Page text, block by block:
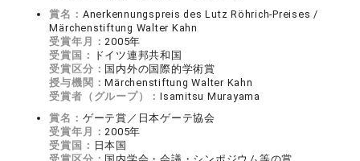
賞名： Anerkennungspreis des Lutz Röhrich-Preises /
Märchenstiftung Walter Kahn
受賞年月：2005年
受賞国：
ドイツ連邦共和国
受賞区分： 国内外の国際的学術賞
授与機関：Märchenstiftung Walter Kahn
受賞者（グループ）：Isamitsu Murayama
賞名： ゲーテ賞／日本ゲーテ協会
受賞年月：2005年
受賞国： 日本国